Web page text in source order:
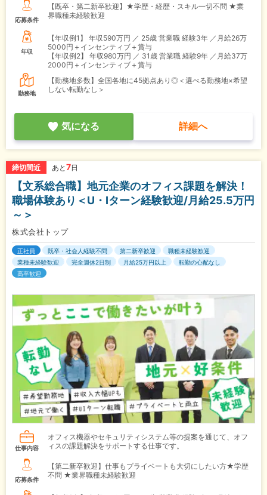
応募条件
【既卒・第二新卒歓迎】★学歴・経歴・スキル一切不問 ★業
界職種未経験歓迎
年収
【年収例1】
年収590万円 ／ 25歳 営業職 経験3年 ／月給26万
5000円＋インセンティブ＋賞与
【年収例2】
年収980万円 ／ 31歳 営業職 経験9年 ／月給37万
2000円＋インセンティブ＋賞与
勤務地
【勤務地多数】全国各地に45拠点あり◎＜選べる勤務地×希望
しない転勤なし＞
気になる 詳細へ
締切間近 あと 7日
【文系総合職】地元企業のオフィス課題を解決！
職場体験あり＜U・Iターン経験歓迎/月給25.5万円
～＞
株式会社トップ
正社員 既卒・社会人経験不問 第二新卒歓迎
職種未経験歓迎
業種未経験歓迎
完全週休2日制 月給25万円以上
転勤の心配なし
高卒歓迎
仕事内容
オフィス機器やセキュリティシステム等の提案を通じて、オフ
ィスの課題解決をサポートする仕事です。
応募条件
【第二新卒歓迎】仕事もプライベートも大切にしたい方★学歴
不問 ★業界職種未経験歓迎